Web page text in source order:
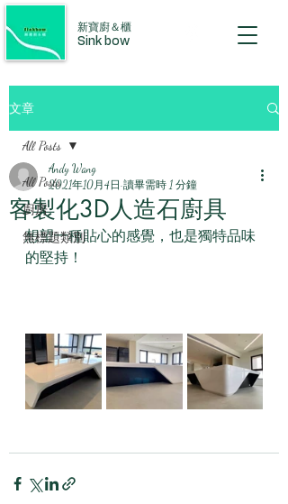
新寶廚＆櫃
Sink bow
文章
All Posts
廚房
無標題類別
All Posts
客製化3D人造石廚具
Andy Wang
2021年10月4日 讀畢需時 1 分鐘
想望一種貼心的感覺，也是獨特品味
的堅持！